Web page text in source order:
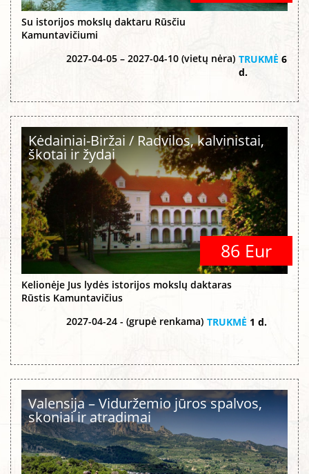
Su istorijos mokslų daktaru Rūsčiu
Kamuntavičiumi
2027-04-05 – 2027-04-10 (vietų nėra) TRUKMĖ 6
d.
Kėdainiai-Biržai / Radvilos, kalvinistai,
škotai ir žydai
86 Eur
Kelionėje Jus lydės istorijos mokslų daktaras
Rūstis Kamuntavičius
2027-04-24 - (grupė renkama) TRUKMĖ 1 d.
Valensija – Viduržemio jūros spalvos,
skoniai ir atradimai